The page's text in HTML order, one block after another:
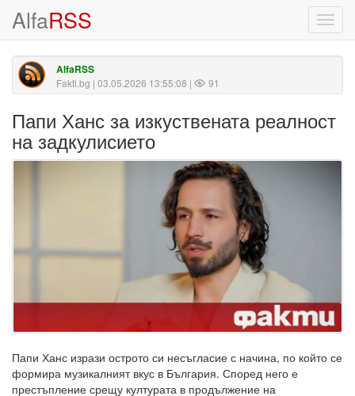
AlfaRSS
AlfaRSS
Fakti.bg | 03.05.2026 13:55:08 | 91
Папи Ханс за изкуствената реалност
на задкулисието
Папи Ханс изрази острото си несъгласие с начина, по който се
формира музикалният вкус в България. Според него е
престъпление срещу културата в продължение на